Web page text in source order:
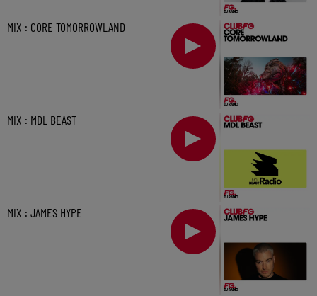
MIX : CORE TOMORROWLAND
MIX : MDL BEAST
MIX : JAMES HYPE